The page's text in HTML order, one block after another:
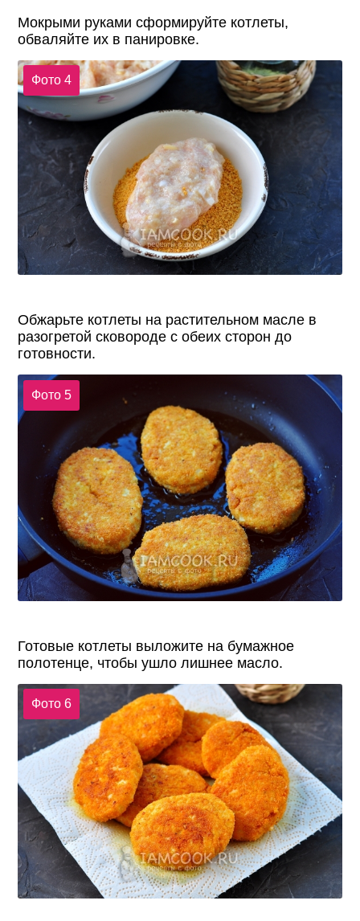
Мокрыми руками сформируйте котлеты,
обваляйте их в панировке.
Фото 4
Обжарьте котлеты на растительном масле в
разогретой сковороде с обеих сторон до
готовности.
Фото 5
Готовые котлеты выложите на бумажное
полотенце, чтобы ушло лишнее масло.
Фото 6